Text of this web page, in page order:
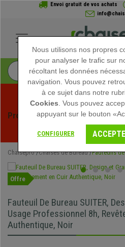
Envoi gratuit de vos achats
Profitez des soldes d'été chez
exclusives pour une
Chaisepro Chaises de Bureau Fauteuils
Offre
Fauteuil De Bureau SUITER,
Usage Professionnel 8h,
Authentique, Noir
Nous utilisons nos propres
pour analyser le trafic sur
récoltant les données
navigation. Vous pouvez
à ce sujet dans notre
Cookies . Vous pouvez
appuyant sur le bouton
CONFIGURER